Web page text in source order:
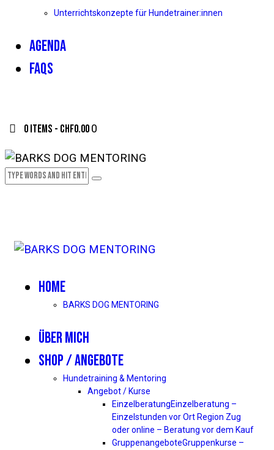
Unterrichtskonzepte für Hundetrainer:innen
AGENDA
FAQS
0 items - CHF0.00 0
HOME
BARKS DOG MENTORING
ÜBER MICH
SHOP / ANGEBOTE
Hundetraining & Mentoring
Angebot / Kurse
EinzelberatungEinzelberatung –
Einzelstunden vor Ort Region Zug
oder online – Beratung vor dem Kauf
GruppenangeboteGruppenkurse –